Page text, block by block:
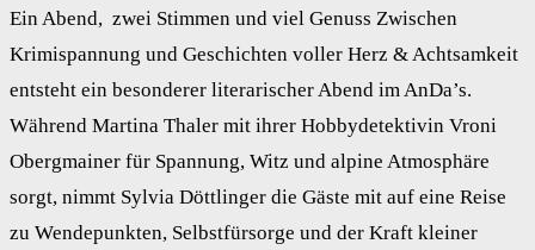
Ein Abend, zwei Stimmen und viel Genuss Zwischen
Krimispannung und Geschichten voller Herz & Achtsamkeit
entsteht ein besonderer literarischer Abend im AnDa’s.
Während Martina Thaler mit ihrer Hobbydetektivin Vroni
Obergmainer für Spannung, Witz und alpine Atmosphäre
sorgt, nimmt Sylvia Döttlinger die Gäste mit auf eine Reise
zu Wendepunkten, Selbstfürsorge und der Kraft kleiner